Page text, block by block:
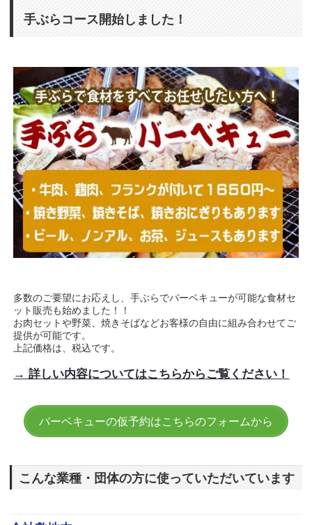
手ぶらコース開始しました！
多数のご要望にお応えし、手ぶらでバーベキューが可能な食材セ
ット販売も始めました！！
お肉セットや野菜、焼きそばなどお客様の自由に組み合わせてご
提供が可能です。
上記価格は、税込です。
→ 詳しい内容についてはこちらからご覧ください！
バーベキューの仮予約はこちらのフォームから
こんな業種・団体の方に使っていただいています